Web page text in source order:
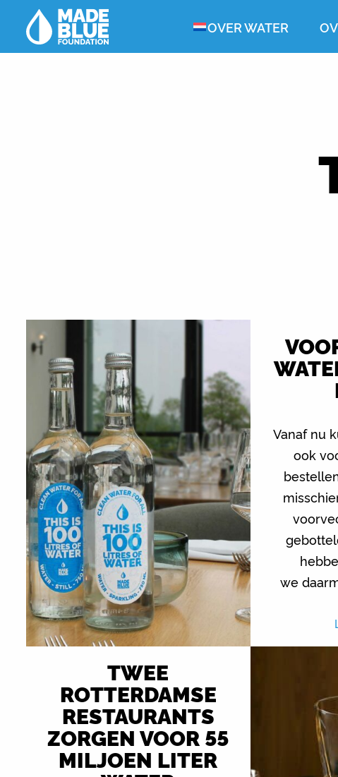
OVER WATER
Vanaf nu
ook
we
TWEE
ROTTERDAMSE
RESTAURANTS
ZORGEN VOOR 55
MILJOEN LITER